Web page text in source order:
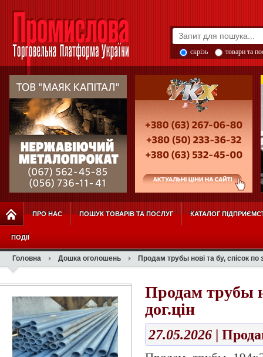
скрізь товари та
ПРО НАС ПОШУК ТОВАРІВ ТА ПОСЛУГ КАТАЛОГ
ПОДІЇ
Головна Дошка оголошень Продам трубы нові та бу, спісок по
Продам трубы
дог.цін
27.05.2026 |